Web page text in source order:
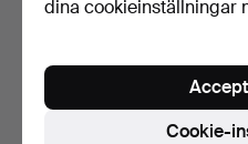
"Tigre" (Tiger), etsning o…
dina cookieinställningar
Cookie-